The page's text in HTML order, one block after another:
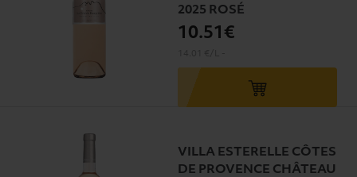
2025 ROSÉ
10.51€
VILLA ESTERELLE CÔTES
DE PROVENCE CHÂTEAU